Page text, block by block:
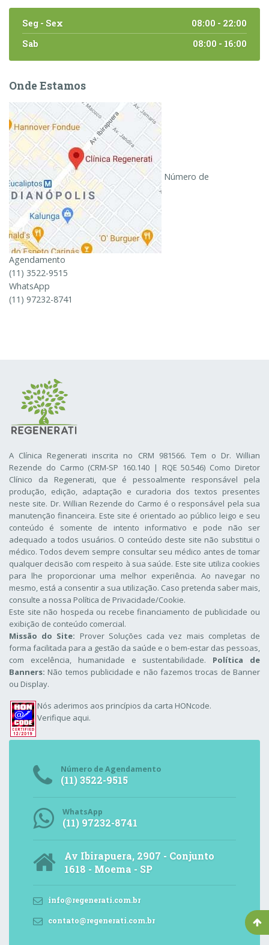
Seg - Sex
08:00 - 22:00
Sab
08:00 - 16:00
Onde Estamos
Número de
Agendamento
(11) 3522-9515
WhatsApp
(11) 97232-8741
A Clínica Regenerati inscrita no CRM 981566. Tem o Dr. Willian
Rezende do Carmo (CRM-SP 160.140 | RQE 50.546) Como Diretor
Clínico da Regenerati, que é pessoalmente responsável pela
produção, edição, adaptação e curadoria dos textos presentes
neste site. Dr. Willian Rezende do Carmo é o responsável pela sua
manutenção financeira. Este site é orientado ao público leigo e seu
conteúdo é somente de intento informativo e pode não ser
adequado a todos usuários. O conteúdo deste site não substitui o
médico. Todos devem sempre consultar seu médico antes de tomar
qualquer decisão com respeito à sua saúde. Este site utiliza cookies
para lhe proporcionar uma melhor experiência. Ao navegar no
mesmo, está a consentir a sua utilização. Caso pretenda saber mais,
consulte a nossa Política de Privacidade/Cookie.
Este site não hospeda ou recebe financiamento de publicidade ou
exibição de conteúdo comercial.
Missão do Site: Prover Soluções cada vez mais completas de
forma facilitada para a gestão da saúde e o bem-estar das pessoas,
com excelência, humanidade e sustentabilidade. Política de
Banners: Não temos publicidade e não fazemos trocas de Banner
ou Display.
Nós aderimos aos princípios da carta HONcode.
Verifique aqui.
Número de Agendamento
(11) 3522-9515
WhatsApp
(11) 97232-8741
Av Ibirapuera, 2907 - Conjunto
1618 - Moema - SP
info@regenerati.com.br
contato@regenerati.com.br